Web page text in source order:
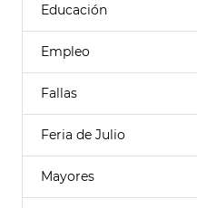
Educación
Empleo
Fallas
Feria de Julio
Mayores